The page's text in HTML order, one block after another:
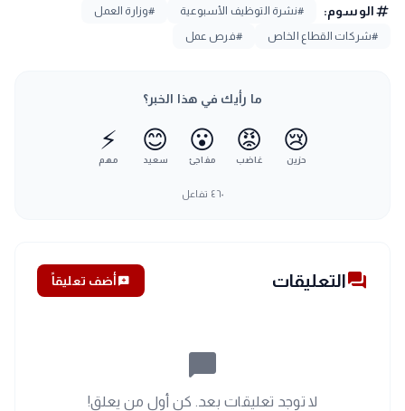
tagالوسوم: #نشرة التوظيف الأسبوعية
#وزارة العمل
#شركات القطاع الخاص
#فرص عمل
ما رأيك في هذا الخبر؟
😢
حزين
😡
غاضب
😮
مفاجئ
😊
سعيد
⚡
مهم
٤٦٠ تفاعل
forumالتعليقات add_commentأضف تعليقاً
chat_bubble_outline
لا توجد تعليقات بعد. كن أول من يعلق!